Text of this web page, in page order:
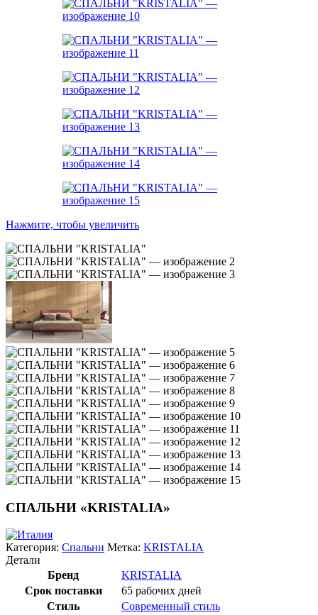
Нажмите, чтобы увеличить
СПАЛЬНИ «KRISTALIA»
Категория: Спальни Метка: KRISTALIA
Детали
Бренд
KRISTALIA
Срок поставки
65 рабочих дней
Стиль
Современный стиль